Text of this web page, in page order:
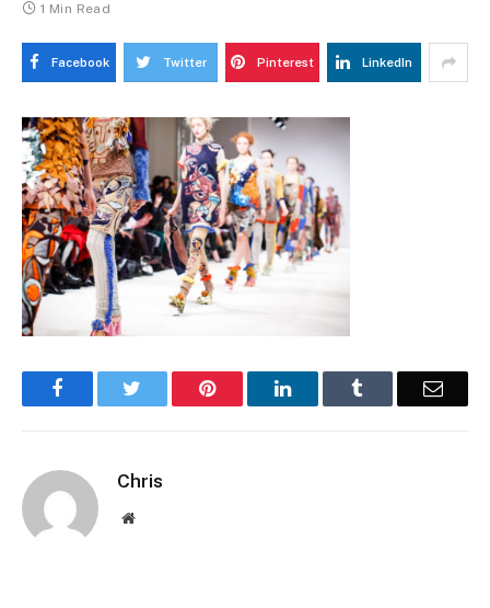
1 Min Read
Facebook Twitter Pinterest LinkedIn
Facebook Pinterest LinkedIn Email
Chris
Website